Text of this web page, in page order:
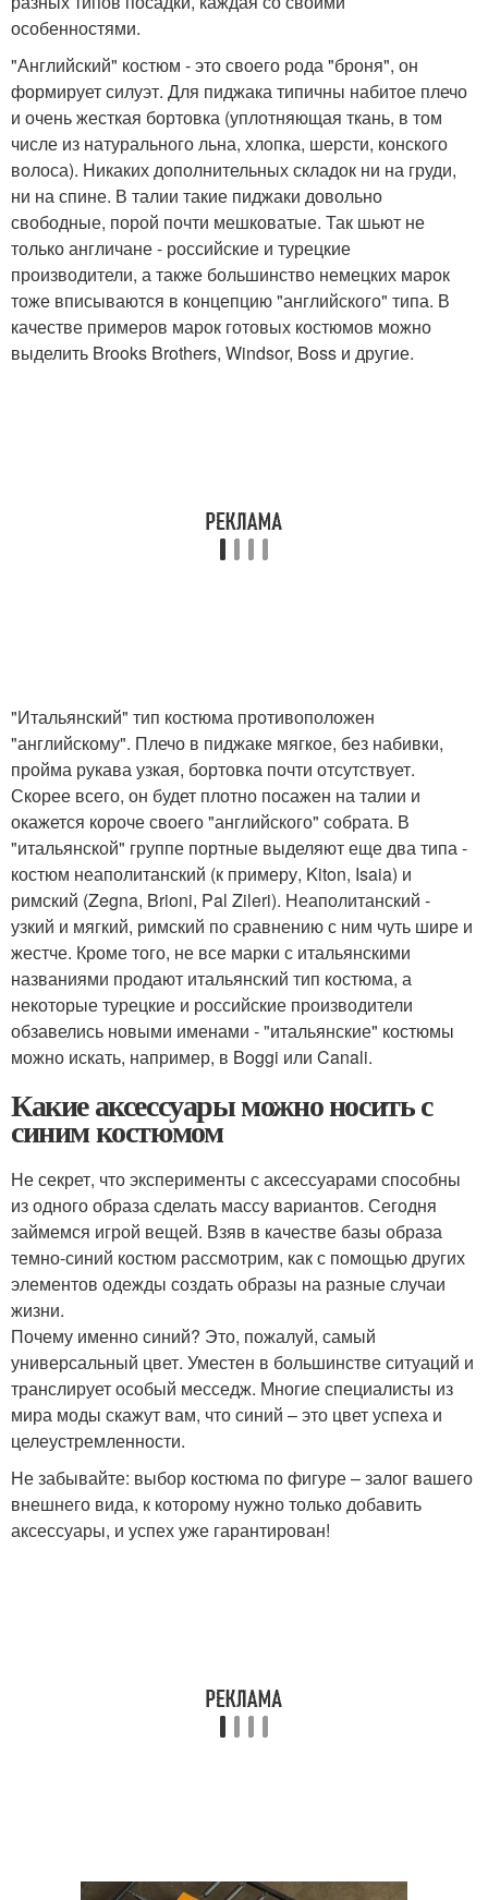
особенностями.
"Английский" костюм - это своего рода "броня", он
формирует силуэт. Для пиджака типичны набитое плечо
и очень жесткая бортовка (уплотняющая ткань, в том
числе из натурального льна, хлопка, шерсти, конского
волоса). Никаких дополнительных складок ни на груди,
ни на спине. В талии такие пиджаки довольно
свободные, порой почти мешковатые. Так шьют не
только англичане - российские и турецкие
производители, а также большинство немецких марок
тоже вписываются в концепцию "английского" типа. В
качестве примеров марок готовых костюмов можно
выделить Brooks Brothers, Windsor, Boss и другие.
"Итальянский" тип костюма противоположен
"английскому". Плечо в пиджаке мягкое, без набивки,
пройма рукава узкая, бортовка почти отсутствует.
Скорее всего, он будет плотно посажен на талии и
окажется короче своего "английского" собрата. В
"итальянской" группе портные выделяют еще два типа -
костюм неаполитанский (к примеру, Kiton, Isaia) и
римский (Zegna, Brioni, Pal Zileri). Неаполитанский -
узкий и мягкий, римский по сравнению с ним чуть шире и
жестче. Кроме того, не все марки с итальянскими
названиями продают итальянский тип костюма, а
некоторые турецкие и российские производители
обзавелись новыми именами - "итальянские" костюмы
можно искать, например, в Boggi или Canali.
Какие аксессуары можно носить с
синим костюмом
Не секрет, что эксперименты с аксессуарами способны
из одного образа сделать массу вариантов. Сегодня
займемся игрой вещей. Взяв в качестве базы образа
темно-синий костюм рассмотрим, как с помощью других
элементов одежды создать образы на разные случаи
жизни.
Почему именно синий? Это, пожалуй, самый
универсальный цвет. Уместен в большинстве ситуаций и
транслирует особый месседж. Многие специалисты из
мира моды скажут вам, что синий – это цвет успеха и
целеустремленности.
Не забывайте: выбор костюма по фигуре – залог вашего
внешнего вида, к которому нужно только добавить
аксессуары, и успех уже гарантирован!